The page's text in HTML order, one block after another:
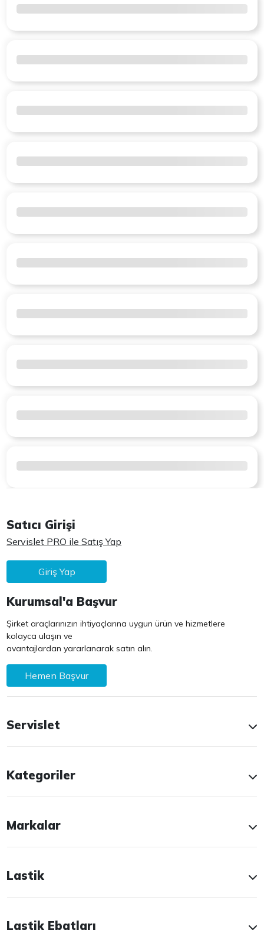
Satıcı Girişi
Servislet PRO ile Satış Yap
Giriş Yap
Kurumsal'a Başvur
Şirket araçlarınızın ihtiyaçlarına uygun ürün ve hizmetlere
kolayca ulaşın ve
avantajlardan yararlanarak satın alın.
Hemen Başvur
Servislet
Kategoriler
Markalar
Lastik
Lastik Ebatları